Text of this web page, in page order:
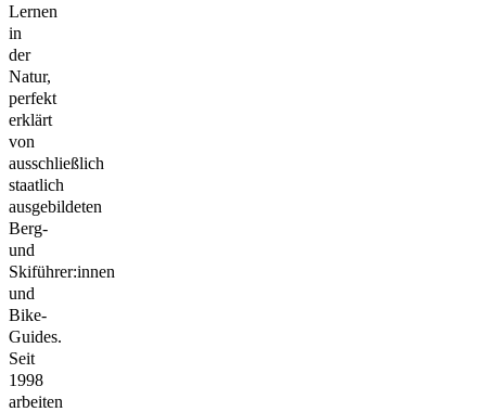
Lernen
in
der
Natur,
perfekt
erklärt
von
ausschließlich
staatlich
ausgebildeten
Berg-
und
Skiführer:innen
und
Bike-
Guides.
Seit
1998
arbeiten